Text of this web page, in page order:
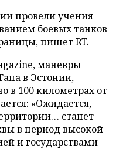
провели учения
боевых танков
пишетRT.
маневры
в Эстонии,
в 100 километрах от
«Ожидается,
станет
в период высокой
и государствами